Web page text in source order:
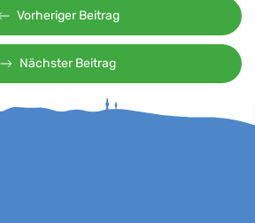
Vorheriger Beitrag
Nächster Beitrag